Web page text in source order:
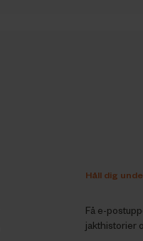
Håll dig
Få e-
jakthistorier